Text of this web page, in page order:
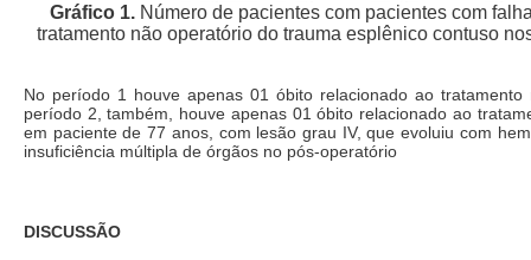
Gráfico 1. Número de pacientes com pacientes com
tratamento não operatório do trauma esplênico contuso
No período 1 houve apenas 01 óbito relacionado ao tratamento
período 2, também, houve apenas 01 óbito relacionado ao
em paciente de 77 anos, com lesão grau IV, que evoluiu com
insuficiência múltipla de órgãos no pós-operatório
DISCUSSÃO